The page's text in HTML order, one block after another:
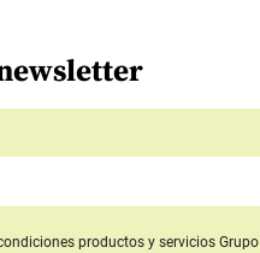
productos y servicios Grupo